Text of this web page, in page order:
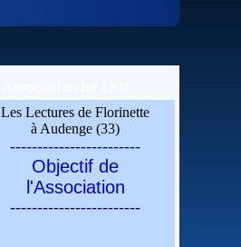
Les Lectures de Florinette
à Audenge (33)
------------------------
Objectif de
l'Association
------------------------